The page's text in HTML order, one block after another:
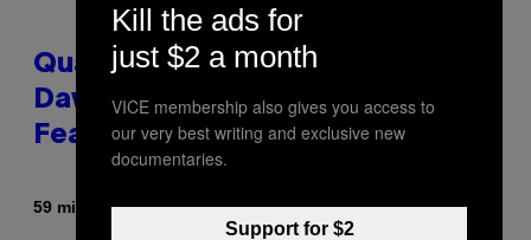
Quake Returns With Surprise
Dawn of the Machine Update
Featuring 19 New Maps
59 minutes agoByDenny Connolly
Kill the ads for
just $2 a month
VICE membership also gives you access to
our very best writing and exclusive new
documentaries.
Support for $2